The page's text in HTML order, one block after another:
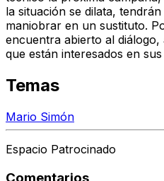
la situación se dilata,
maniobrar en un sustituto.
encuentra abierto al
que están interesados en
Temas
Mario Simón
Espacio Patrocinado